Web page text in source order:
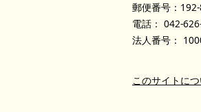
郵便番号：192-
電話： 042-
法人番号：
このサイトに